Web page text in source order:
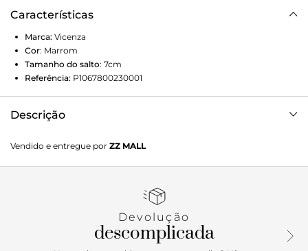
Características
Marca: Vicenza
Cor: Marrom
Tamanho do salto: 7cm
Referência: P1067800230001
Descrição
surge na cor marrom e salto médio trazendo um max laço
que transmite muita delicadeza para o modelo.
Vendido e entregue por ZZ MALL
Devolução
descomplicada